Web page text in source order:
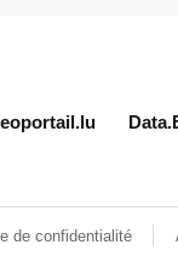
de confidentialité